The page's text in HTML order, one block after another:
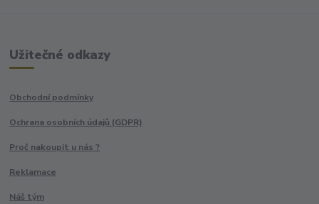
Užitečné odkazy
Obchodní podmínky
Ochrana osobních údajů (GDPR)
Proč nakoupit u nás ?
Reklamace
Náš tým